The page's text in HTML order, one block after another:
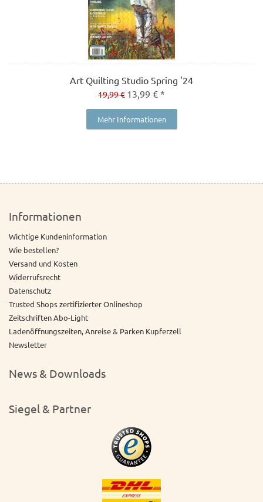
Art Quilting Studio Spring '24
19,99 € 13,99 € *
Mehr Informationen
Informationen
Wichtige Kundeninformation
Wie bestellen?
Versand und Kosten
Widerrufsrecht
Datenschutz
Trusted Shops zertifizierter Onlineshop
Zeitschriften Abo-Light
Ladenöffnungszeiten, Anreise & Parken Kupferzell
Newsletter
News & Downloads
Siegel & Partner